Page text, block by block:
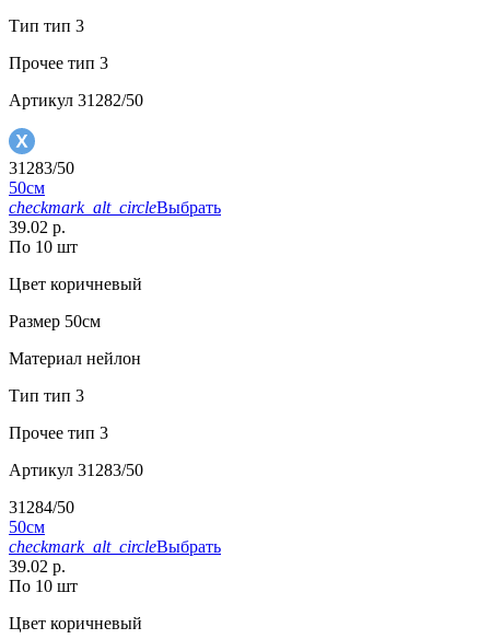
Тип тип 3
Прочее тип 3
Артикул 31282/50
31283/50
50см
checkmark_alt_circleВыбрать
39.02 р.
По 10 шт
Цвет коричневый
Размер 50см
Материал нейлон
Тип тип 3
Прочее тип 3
Артикул 31283/50
31284/50
50см
checkmark_alt_circleВыбрать
39.02 р.
По 10 шт
Цвет коричневый